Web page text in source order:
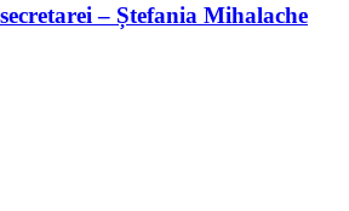
– Ștefania Mihalache